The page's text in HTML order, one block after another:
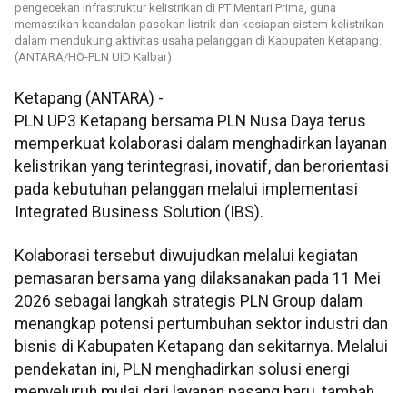
pengecekan infrastruktur kelistrikan di PT Mentari Prima, guna
memastikan keandalan pasokan listrik dan kesiapan sistem kelistrikan
dalam mendukung aktivitas usaha pelanggan di Kabupaten Ketapang.
(ANTARA/HO-PLN UID Kalbar)
Ketapang (ANTARA) -
PLN UP3 Ketapang bersama PLN Nusa Daya terus
memperkuat kolaborasi dalam menghadirkan layanan
kelistrikan yang terintegrasi, inovatif, dan berorientasi
pada kebutuhan pelanggan melalui implementasi
Integrated Business Solution (IBS).
Kolaborasi tersebut diwujudkan melalui kegiatan
pemasaran bersama yang dilaksanakan pada 11 Mei
2026 sebagai langkah strategis PLN Group dalam
menangkap potensi pertumbuhan sektor industri dan
bisnis di Kabupaten Ketapang dan sekitarnya. Melalui
pendekatan ini, PLN menghadirkan solusi energi